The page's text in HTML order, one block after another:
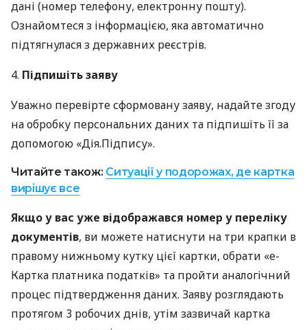
дані (номер телефону, електронну пошту).
Ознайомтеся з інформацією, яка автоматично
підтягнулася з державних реєстрів.
4. Підпишіть заяву
Уважно перевірте сформовану заяву, надайте згоду
на обробку персональних даних та підпишіть її за
допомогою «Дія.Підпису».
Читайте також: Ситуації у подорожах, де картка
вирішує все
Якщо у вас уже відображався номер у переліку
документів, ви можете натиснути на три крапки в
правому нижньому кутку цієї картки, обрати «е-
Картка платника податків» та пройти аналогічний
процес підтвердження даних. Заяву розглядають
протягом 3 робочих днів, утім зазвичай картка